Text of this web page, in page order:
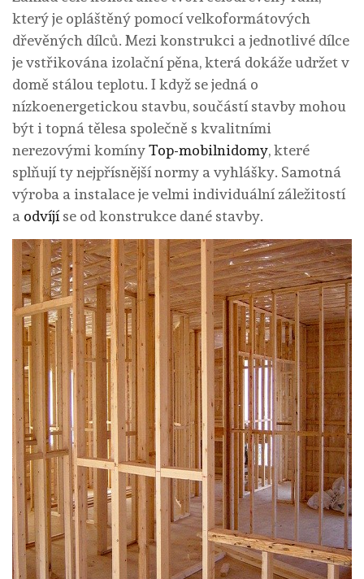
který je opláštěný pomocí velkoformátových
dřevěných dílců. Mezi konstrukci a jednotlivé dílce
je vstřikována izolační pěna, která dokáže udržet v
domě stálou teplotu. I když se jedná o
nízkoenergetickou stavbu, součástí stavby mohou
být i topná tělesa společně s kvalitními
nerezovými komínyTop-mobilnidomy, které
splňují ty nejpřísnější normy a vyhlášky. Samotná
výroba a instalace je velmi individuální záležitostí
a odvíjí se od konstrukce dané stavby.